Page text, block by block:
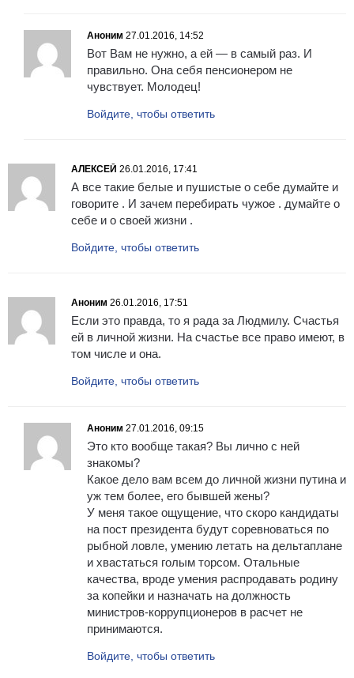
Аноним 27.01.2016, 14:52
Вот Вам не нужно, а ей — в самый раз. И
правильно. Она себя пенсионером не
чувствует. Молодец!
Войдите, чтобы ответить
АЛЕКСЕЙ 26.01.2016, 17:41
А все такие белые и пушистые о себе думайте и
говорите . И зачем перебирать чужое . думайте о
себе и о своей жизни .
Войдите, чтобы ответить
Аноним 26.01.2016, 17:51
Если это правда, то я рада за Людмилу. Счастья
ей в личной жизни. На счастье все право имеют, в
том числе и она.
Войдите, чтобы ответить
Аноним 27.01.2016, 09:15
Это кто вообще такая? Вы лично с ней
знакомы?
Какое дело вам всем до личной жизни путина и
уж тем более, его бывшей жены?
У меня такое ощущение, что скоро кандидаты
на пост президента будут соревноваться по
рыбной ловле, умению летать на дельтаплане
и хвастаться голым торсом. Отальные
качества, вроде умения распродавать родину
за копейки и назначать на должность
министров-коррупционеров в расчет не
принимаются.
Войдите, чтобы ответить